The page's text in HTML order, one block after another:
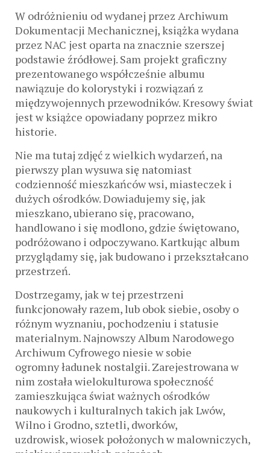
W odróżnieniu od wydanej przez Archiwum
Dokumentacji Mechanicznej, książka wydana
przez NAC jest oparta na znacznie szerszej
podstawie źródłowej. Sam projekt graficzny
prezentowanego współcześnie albumu
nawiązuje do kolorystyki i rozwiązań z
międzywojennych przewodników. Kresowy świat
jest w książce opowiadany poprzez mikro
historie.
Nie ma tutaj zdjęć z wielkich wydarzeń, na
pierwszy plan wysuwa się natomiast
codzienność mieszkańców wsi, miasteczek i
dużych ośrodków. Dowiadujemy się, jak
mieszkano, ubierano się, pracowano,
handlowano i się modlono, gdzie świętowano,
podróżowano i odpoczywano. Kartkując album
przyglądamy się, jak budowano i przekształcano
przestrzeń.
Dostrzegamy, jak w tej przestrzeni
funkcjonowały razem, lub obok siebie, osoby o
różnym wyznaniu, pochodzeniu i statusie
materialnym. Najnowszy Album Narodowego
Archiwum Cyfrowego niesie w sobie
ogromny ładunek nostalgii. Zarejestrowana w
nim została wielokulturowa społeczność
zamieszkująca świat ważnych ośrodków
naukowych i kulturalnych takich jak Lwów,
Wilno i Grodno, sztetli, dworków,
uzdrowisk, wiosek położonych w malowniczych,